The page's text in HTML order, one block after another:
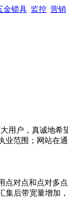
金锁具 监控 营销
用户，真诚地
范围；网站在
对点和点对多
后带宽量增加